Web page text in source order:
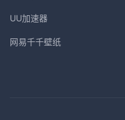
UU加速器
网易千千壁纸